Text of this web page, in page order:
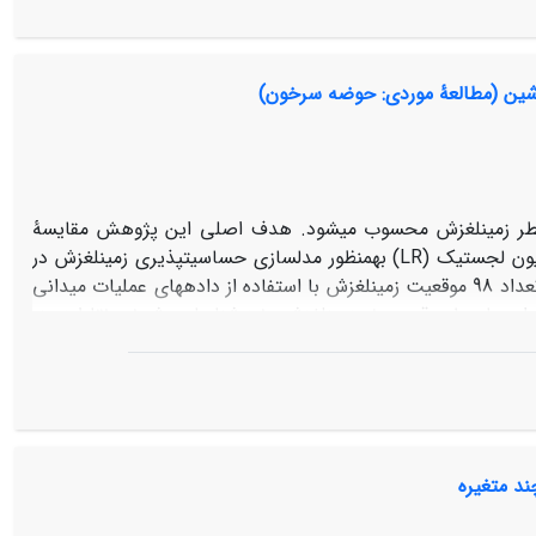
مدیریت و پوشش (C) مورداستفاده قرار گرفت. نتایج مطالعه نشان داد که روش نا پارامتریک k-NN دارای نتایج امیدوارکننده‌ای در جهت تهیۀ نقشه‌های
درصد پوشش گیاهی دارد. همچنین درروش k-NN معیار فاصلۀ اقلیدسی در نقطۀ 9=k نسبت به دو معیار دیگر ماهالانوبیس و فازی نتایج مناسب‌تری
(مطالعۀ موردی: حوضه سرخون)
خطر زمین­لغزش محسوب می­شود. هدف اصلی این پژوهش مقایسۀ
عملکرد الگوریتم یادگیری ماشین مدل لجستیک درختی (LMT) با مدل آماری رگرسیون لجستیک (LR) به­منظور مدل­سازی حساسیت­پذیری زمین­لغزش در
حوضۀ سرخون استان چهارمحال و بختیاری است. بدین­منظور ابتدا نقشۀ پراکنش با تعداد 98 موقعیت زمین­لغزش با استفاده از داده­های عملیات میدانی
و همچنین داده­های تاریخی ثبت شده، تهیه شد. علاوه بر این، برای تکمیل پایگاه داده­ها، 100 موقعیت غیرزمین­لغزشی نیز شناسایی شدند. نقاط زمین­
شدند. سپس بیست عامل مؤثر با توجه به مرور منابع و
(AUC) مورد بررسی قرار گرفت. نتایج اعتبارسنجی مدل­ها حاکی از آن بود که مدل LR با AUC برابر با 797/0 عملکرد مناسب­تری نسبت به مدل LMT
مورد مطالعه پیشنهاد شود.